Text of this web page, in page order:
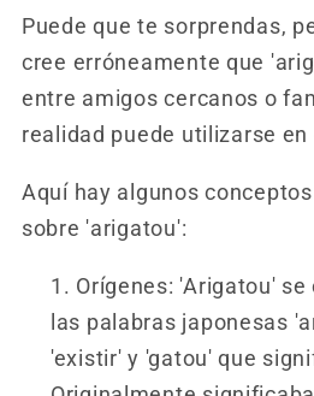
Puede que te sorprendas,
cree erróneamente que
entre amigos cercanos o
realidad puede utilizarse
Aquí hay algunos
sobre 'arigatou':
Orígenes: 'Arigatou'
las palabras japonesas
'existir' y 'gatou' que